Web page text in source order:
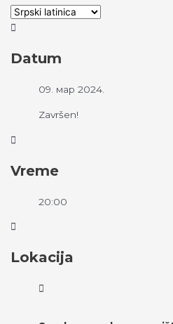
Datum
09. мар 2024.
Završen!
Vreme
20:00
Lokacija